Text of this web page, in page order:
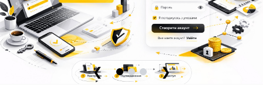
❮ ❯